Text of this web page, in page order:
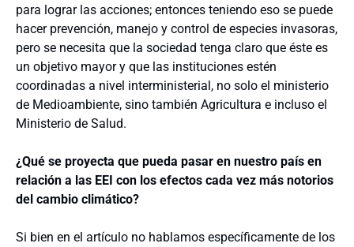
para lograr las acciones; entonces teniendo eso se puede
hacer prevención, manejo y control de especies invasoras,
pero se necesita que la sociedad tenga claro que éste es
un objetivo mayor y que las instituciones estén
coordinadas a nivel interministerial, no solo el ministerio
de Medioambiente, sino también Agricultura e incluso el
Ministerio de Salud.
¿Qué se proyecta que pueda pasar en nuestro país en
relación a las EEI con los efectos cada vez más notorios
del cambio climático?
Si bien en el artículo no hablamos específicamente de los